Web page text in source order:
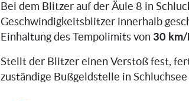
Bei dem Blitzer auf der Äule 8 in
Geschwindigkeitsblitzer innerhalb
Einhaltung des Tempolimits von 30 km/
Stellt der Blitzer einen Verstoß fest,
zuständige Bußgeldstelle in